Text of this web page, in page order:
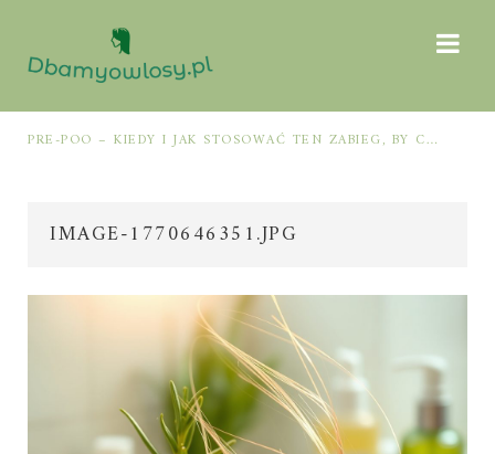
PRE-POO – KIEDY I JAK STOSOWAĆ TEN ZABIEG, BY CHRONIĆ I NAWILŻAĆ WŁOSY PRZED MYCIEM SZAMPONEM
IMAGE-1770646351.JPG